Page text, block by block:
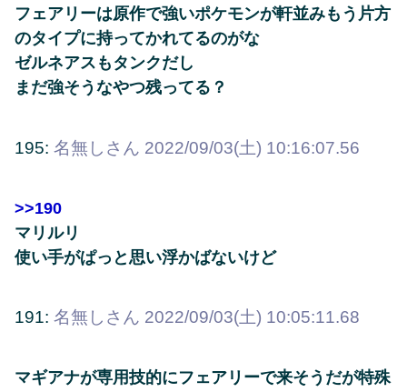
フェアリーは原作で強いポケモンが軒並みもう片方
のタイプに持ってかれてるのがな
ゼルネアスもタンクだし
まだ強そうなやつ残ってる？
195: 名無しさん 2022/09/03(土) 10:16:07.56
>>190
マリルリ
使い手がぱっと思い浮かばないけど
191: 名無しさん 2022/09/03(土) 10:05:11.68
マギアナが専用技的にフェアリーで来そうだが特殊